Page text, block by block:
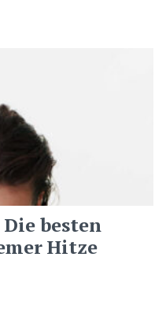
besten
Hitze